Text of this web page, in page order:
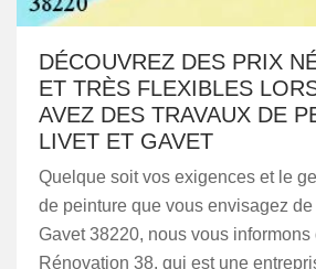
DÉCOUVREZ DES PRIX
ET TRÈS FLEXIBLES
AVEZ DES TRAVAUX DE
LIVET ET GAVET
Quelque soit vos exigences et le
de peinture que vous envisagez
Gavet 38220, nous vous
Rénovation 38, qui est une